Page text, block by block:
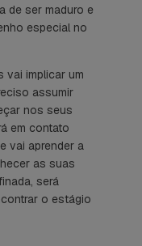
de ser maduro e
especial no
vai implicar um
assumir
nos seus
em contato
vai aprender a
as suas
será
o estágio